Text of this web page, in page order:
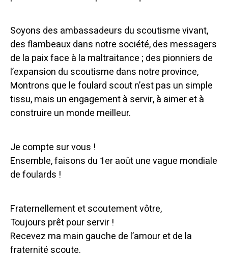
Soyons des ambassadeurs du scoutisme vivant,
des flambeaux dans notre société, des messagers
de la paix face à la maltraitance ; des pionniers de
l’expansion du scoutisme dans notre province,
Montrons que le foulard scout n’est pas un simple
tissu, mais un engagement à servir, à aimer et à
construire un monde meilleur.
Je compte sur vous !
Ensemble, faisons du 1er août une vague mondiale
de foulards !
Fraternellement et scoutement vôtre,
Toujours prêt pour servir !
Recevez ma main gauche de l’amour et de la
fraternité scoute.